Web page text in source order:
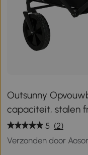
Outsunny
capaciteit, stalen
5 (2)
Verzonden door